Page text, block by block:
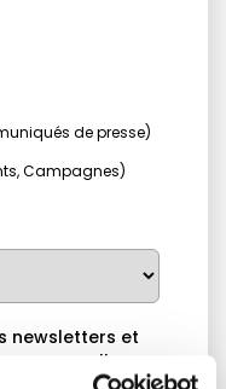
de presse)
Campagnes)
newsletters et
personnelles